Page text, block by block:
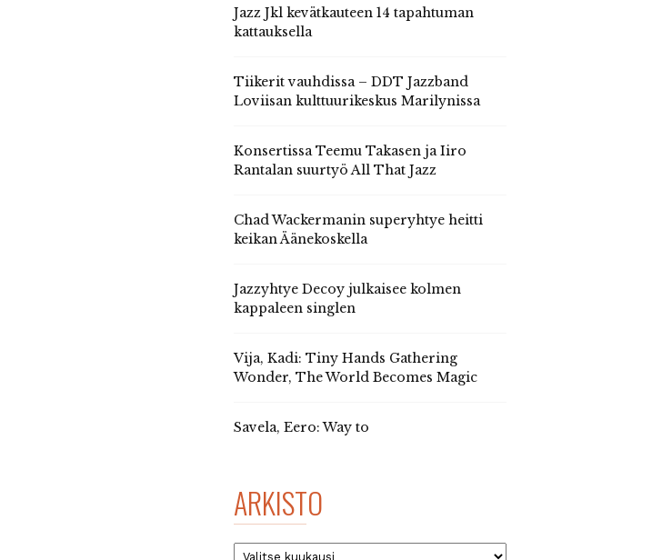
Jazz Jkl kevätkauteen 14 tapahtuman
kattauksella
Tiikerit vauhdissa – DDT Jazzband
Loviisan kulttuurikeskus Marilynissa
Konsertissa Teemu Takasen ja Iiro
Rantalan suurtyö All That Jazz
Chad Wackermanin superyhtye heitti
keikan Äänekoskella
Jazzyhtye Decoy julkaisee kolmen
kappaleen singlen
Vija, Kadi: Tiny Hands Gathering
Wonder, The World Becomes Magic
Savela, Eero: Way to
ARKISTO
Arkisto